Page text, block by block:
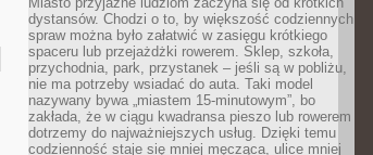
dystansów. Chodzi o to, by większość codziennych
spraw można było załatwić w zasięgu krótkiego
spaceru lub przejażdżki rowerem. Sklep, szkoła,
przychodnia, park, przystanek – jeśli są w pobliżu,
nie ma potrzeby wsiadać do auta. Taki model
nazywany bywa „miastem 15-minutowym”, bo
zakłada, że w ciągu kwadransa pieszo lub rowerem
dotrzemy do najważniejszych usług. Dzięki temu
codzienność staje się mniej męcząca, ulice mniej